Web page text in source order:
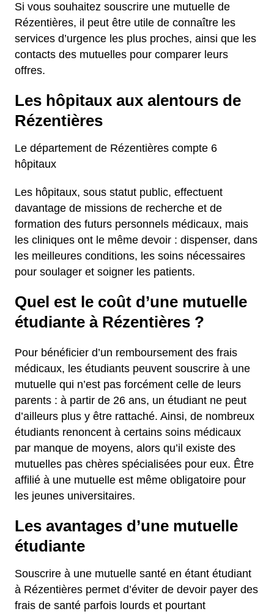
Si vous souhaitez souscrire une mutuelle de
Rézentières, il peut être utile de connaître les
services d’urgence les plus proches, ainsi que les
contacts des mutuelles pour comparer leurs
offres.
Les hôpitaux aux alentours de
Rézentières
Le département de Rézentières compte 6
hôpitaux
Les hôpitaux, sous statut public, effectuent
davantage de missions de recherche et de
formation des futurs personnels médicaux, mais
les cliniques ont le même devoir : dispenser, dans
les meilleures conditions, les soins nécessaires
pour soulager et soigner les patients.
Quel est le coût d’une mutuelle
étudiante à Rézentières ?
Pour bénéficier d’un remboursement des frais
médicaux, les étudiants peuvent souscrire à une
mutuelle qui n’est pas forcément celle de leurs
parents : à partir de 26 ans, un étudiant ne peut
d’ailleurs plus y être rattaché. Ainsi, de nombreux
étudiants renoncent à certains soins médicaux
par manque de moyens, alors qu’il existe des
mutuelles pas chères spécialisées pour eux. Être
affilié à une mutuelle est même obligatoire pour
les jeunes universitaires.
Les avantages d’une mutuelle
étudiante
Souscrire à une mutuelle santé en étant étudiant
à Rézentières permet d’éviter de devoir payer des
frais de santé parfois lourds et pourtant